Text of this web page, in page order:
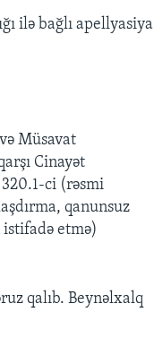
ilə bağlı apellyasiya
Müsavat
Cinayət
ci (rəsmi
qanunsuz
istifadə etmə)
qalıb. Beynəlxalq